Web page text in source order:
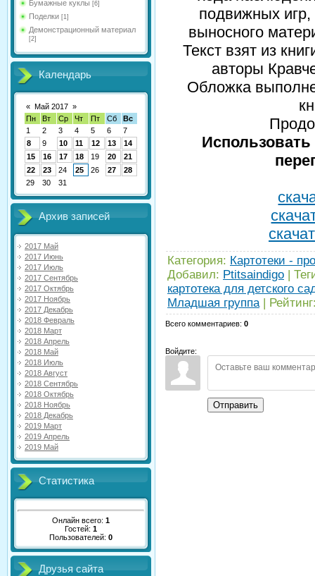
Бумажные куклы [6]
Поделки [1]
Демонстрационный материал
[2]
Календарь
« Май 2017 »
Пн
Вт Ср Чт Пт Сб
Вс
1
2 3 4 5 6
7
8
9 10 11 12 13
14
15
16 17 18 19 20
21
22
23 24 25 26 27
28
29
30 31
Архив записей
2017 Май
2017 Июнь
2017 Июль
2017 Сентябрь
2017 Октябрь
2017 Ноябрь
2017 Декабрь
2018 Февраль
2018 Март
2018 Апрель
2018 Май
2018 Июль
2018 Август
2018 Сентябрь
2018 Октябрь
2018 Ноябрь
2018 Декабрь
2019 Март
2019 Апрель
2019 Май
Статистика
Онлайн всего: 1
Гостей: 1
Пользователей: 0
Друзья сайта
подвижных
выносного
Текст взят из
авторы
Обложка
Категория: Картотеки -
Добавил: Ptitsaindigo
картотека для детского
Младшая группа
Рейтинг
Всего комментариев: 0
Войдите:
Отправить